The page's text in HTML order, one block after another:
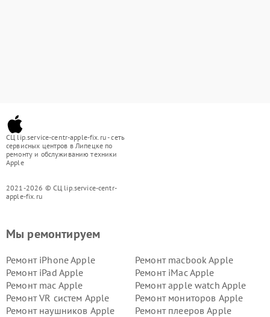
СЦ lip.service-centr-apple-fix.ru - сеть
сервисных центров в Липецке по
ремонту и обслуживанию техники
Apple
2021-2026 © СЦ lip.service-centr-
apple-fix.ru
Мы ремонтируем
Ремонт iPhone Apple
Ремонт macbook Apple
Ремонт iPad Apple
Ремонт iMac Apple
Ремонт mac Apple
Ремонт apple watch Apple
Ремонт VR систем Apple
Ремонт мониторов Apple
Ремонт наушников Apple
Ремонт плееров Apple